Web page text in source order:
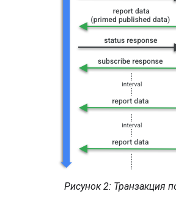
Рисунок 2: Транзакция